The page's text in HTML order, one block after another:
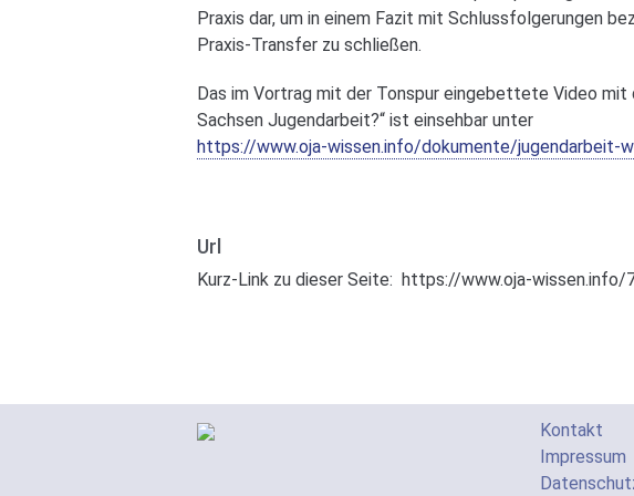
Praxis dar, um in einem Fazit mit Schlussfolgerungen
Praxis-Transfer zu schließen.
Das im Vortrag mit der Tonspur eingebettete Video
Sachsen Jugendarbeit?“ ist einsehbar unter
https://www.oja-wissen.info/dokumente/jugendarbeit-
Url
Kurz-Link zu dieser Seite: https://www.oja-wissen.info/
Kontakt
Impressum